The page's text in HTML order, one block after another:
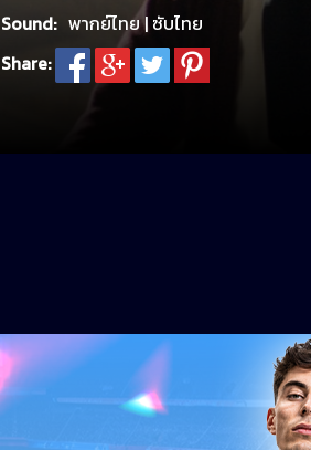
Sound: พากย์ไทย | ซับไทย
Share: